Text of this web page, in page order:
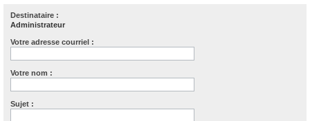
Destinataire :
Administrateur
Votre adresse courriel :
Votre nom :
Sujet :